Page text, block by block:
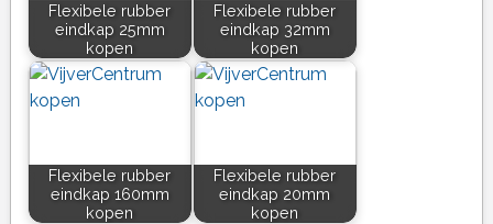
Flexibele rubber
eindkap 25mm
kopen
Flexibele rubber
eindkap 32mm
kopen
Flexibele rubber
eindkap 160mm
kopen
Flexibele rubber
eindkap 20mm
kopen